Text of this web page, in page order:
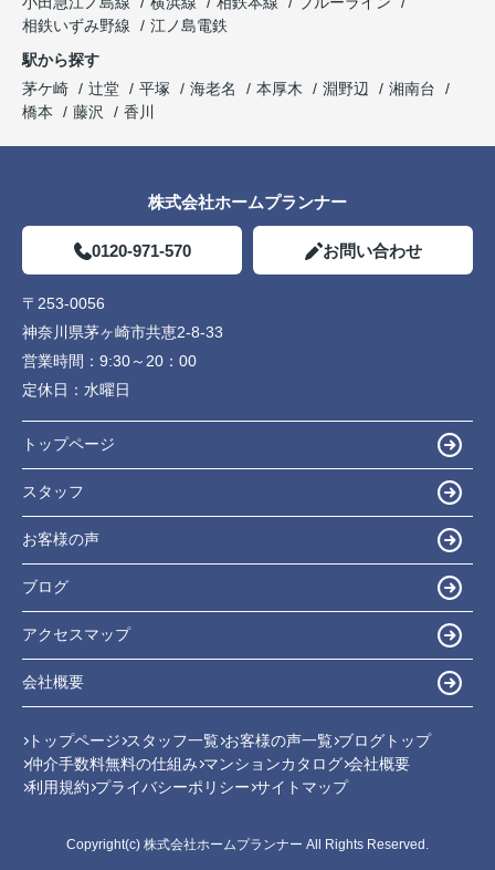
相鉄いずみ野線
江ノ島電鉄
駅から探す
茅ケ崎
辻堂 平塚 海老名 本厚木 淵野辺
湘南台
橋本
藤沢 香川
株式会社ホームプランナー
0120-971-570 お問い合わせ
〒253-0056
神奈川県茅ヶ崎市共恵2-8-33
営業時間： 9:30～20：00
定休日： 水曜日
トップページ
スタッフ
お客様の声
ブログ
アクセスマップ
会社概要
トップページ スタッフ一覧 お客様の声一覧 ブログトップ
仲介手数料無料の仕組み マンションカタログ 会社概要
利用規約 プライバシーポリシー サイトマップ
Copyright(c) 株式会社ホームプランナー All Rights Reserved.